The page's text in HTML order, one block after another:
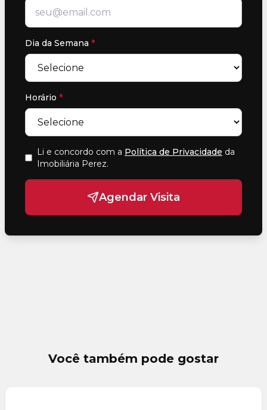
Dia da Semana *
Horário *
Li e concordo com a Política de Privacidade da
Imobiliária Perez.
Agendar Visita
Você também pode gostar